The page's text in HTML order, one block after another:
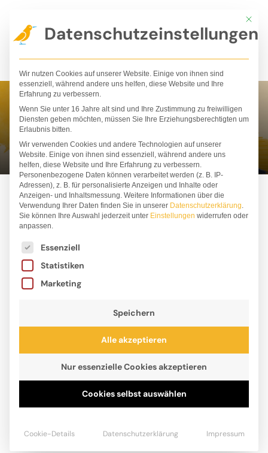
Inhalt
springen
Julia Regett
Julia Regett lebt im trubeligen Köln. Den Pinsel
schwingen und die Ideen sprudeln lassen – da fängt
Mit
Datenschutzeinstellungen
Wir nutzen Cookies auf unserer Website. Einige von ihnen sind
essenziell, während andere uns helfen, diese Website und Ihre
Erfahrung zu verbessern.
Wenn Sie unter 16 Jahre alt sind und Ihre Zustimmung zu freiwilligen
Diensten geben möchten, müssen Sie Ihre Erziehungsberechtigten um
Erlaubnis bitten.
Wir verwenden Cookies und andere Technologien auf unserer
Website. Einige von ihnen sind essenziell, während andere uns
helfen, diese Website und Ihre Erfahrung zu verbessern.
Personenbezogene Daten können verarbeitet werden (z. B. IP-
Adressen), z. B. für personalisierte Anzeigen und Inhalte oder
Anzeigen- und Inhaltsmessung. Weitere Informationen über die
Verwendung Ihrer Daten finden Sie in unserer Datenschutzerklärung.
Sie können Ihre Auswahl jederzeit unter Einstellungen widerrufen oder
anpassen.
Es folgt eine Liste der Service-Gruppen, für die
Essenziell
Statistiken
Marketing
Speichern
Alle akzeptieren
Nur essenzielle Cookies akzeptieren
Cookies selbst auswählen
Cookie-Details Datenschutzerklärung Impressum